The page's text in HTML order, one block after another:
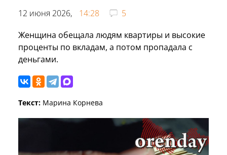
12 июня 2026, 14:28
5
Женщина обещала людям квартиры и высокие
проценты по вкладам, а потом пропадала с
деньгами.
Текст: Марина Корнева